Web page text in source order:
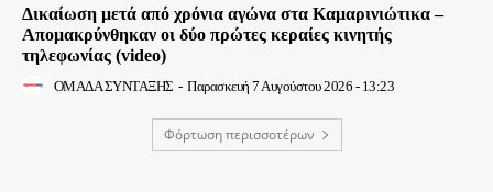
Δικαίωση μετά από χρόνια αγώνα στα Καμαρινιώτικα –
Απομακρύνθηκαν οι δύο πρώτες κεραίες κινητής
τηλεφωνίας (video)
ΟΜΑΔΑ ΣΥΝΤΑΞΗΣ - Παρασκευή 7 Αυγούστου 2026 - 13:23
Φόρτωση περισσοτέρων